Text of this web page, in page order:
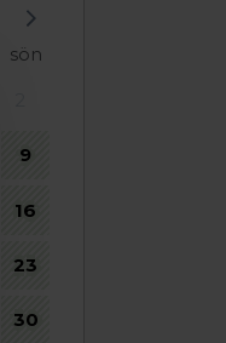
sön
9
16
23
30